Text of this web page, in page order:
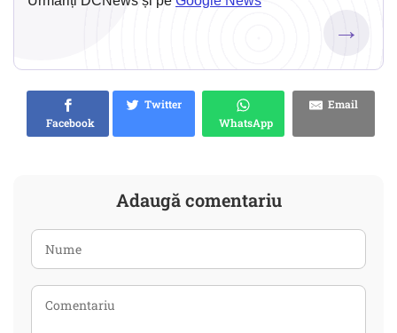
→
Facebook
Twitter
WhatsApp
Email
Adaugă comentariu